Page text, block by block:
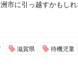
市に引っ越すかもし
滋賀県 待機児童